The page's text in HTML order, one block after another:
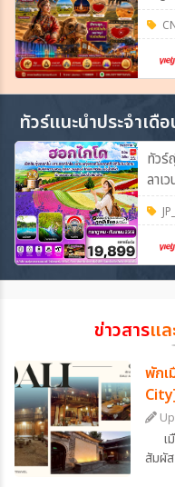
ทัวร์แนะนำประจำเดื
ทัวร์
ลาเ
5วัน
ข่าวสารแ
พักเ
เ
สัมผั